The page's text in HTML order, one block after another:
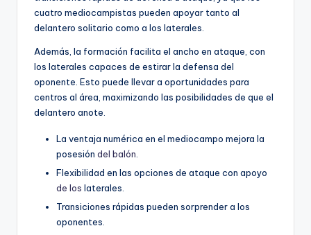
cuatro mediocampistas pueden apoyar tanto al
delantero solitario como a los laterales.
Además, la formación facilita el ancho en ataque, con
los laterales capaces de estirar la defensa del
oponente. Esto puede llevar a oportunidades para
centros al área, maximizando las posibilidades de que el
delantero anote.
La ventaja numérica en el mediocampo mejora la
posesión del balón
Flexibilidad en las opciones de ataque con apoyo
de los laterales.
Transiciones rápidas pueden sorprender a los
oponentes.